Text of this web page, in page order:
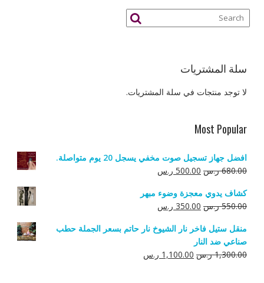
سلة المشتريات
لا توجد منتجات في سلة المشتريات.
Most Popular
افضل جهاز تسجيل صوت مخفي يسجل 20 يوم متواصلة.
680.00 ر.س السعر
هو:
680.00 ر.س.
500.00 ر.سالسعر
هو:
500.00 ر.س.
كشاف يدوي معجزة وضوء مبهر
550.00 ر.س السعر
هو:
550.00 ر.س.
350.00 ر.سالسعر
هو:
منقل ستيل فاخر نار الشيوخ نار حاتم بسعر الجملة حطب
صناعي ضد النار
1,300.00 ر.س السعر
1,100.00 ر.سالسعر